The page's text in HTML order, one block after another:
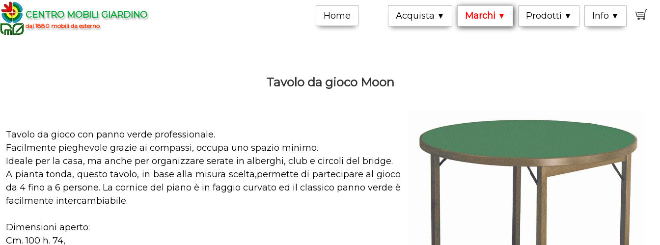
CENTRO MOBILI GIARDINO
dal 1880 mobili da esterno
Home Acquista ▼ Marchi ▼ Prodotti ▼ Info ▼
Tavolo da gioco Moon
Tavolo da gioco con panno verde professionale.
Facilmente pieghevole grazie ai compassi, occupa uno spazio minimo.
Ideale per la casa, ma anche per organizzare serate in alberghi, club e circoli del bridge.
A pianta tonda, questo tavolo, in base alla misura scelta,permette di partecipare al gioco
da 4 fino a 6 persone. La cornice del piano è in faggio curvato ed il classico panno verde è
facilmente intercambiabile.
Dimensioni aperto:
Cm. 100 h. 74,